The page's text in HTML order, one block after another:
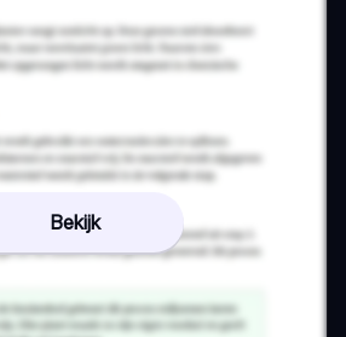
Bekijk